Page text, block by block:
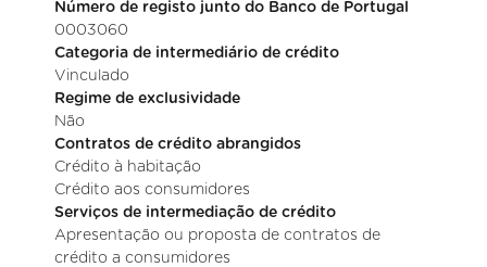
Número de registo junto do Banco de Portugal
0003060
Categoria de intermediário de crédito
Vinculado
Regime de exclusividade
Não
Contratos de crédito abrangidos
Crédito à habitação
Crédito aos consumidores
Serviços de intermediação de crédito
Apresentação ou proposta de contratos de
crédito a consumidores